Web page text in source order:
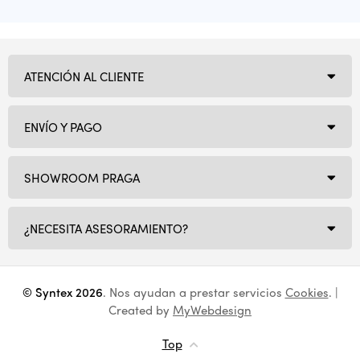
SHOWROOM PRAGA
¿NECESITA ASESORAMIENTO?
ATENCIÓN AL CLIENTE
ENVÍO Y PAGO
© Syntex 2026. Nos ayudan a prestar servicios Cookies. |
Created by MyWebdesign
Top